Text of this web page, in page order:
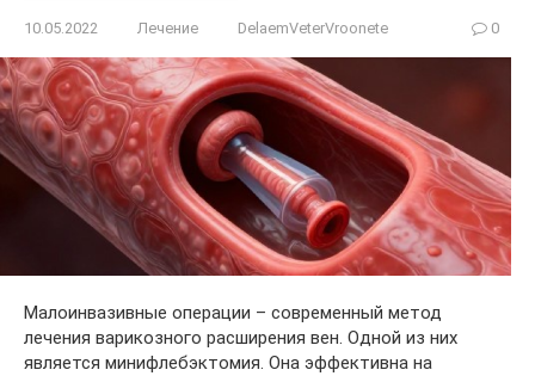
10.05.2022 Лечение DelaemVeterVroonete 0
Малоинвазивные операции – современный метод
лечения варикозного расширения вен. Одной из них
является минифлебэктомия. Она эффективна на